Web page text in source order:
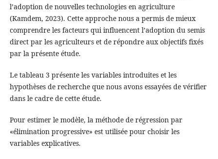
l’adoption de nouvelles technologies en agriculture
(Kamdem, 2023). Cette approche nous a permis de mieux
comprendre les facteurs qui influencent l’adoption du semis
direct par les agriculteurs et de répondre aux objectifs fixés
par la présente étude.
Le tableau 3 présente les variables introduites et les
hypothèses de recherche que nous avons essayées de vérifier
dans le cadre de cette étude.
Pour estimer le modèle, la méthode de régression par
«élimination progressive» est utilisée pour choisir les
variables explicatives.